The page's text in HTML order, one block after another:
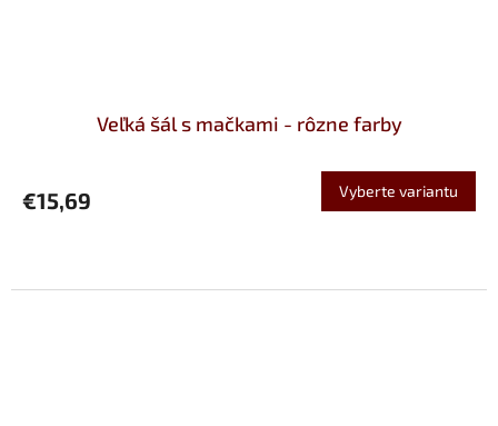
Veľká šál s mačkami - rôzne farby
€15,69 Vyberte variantu